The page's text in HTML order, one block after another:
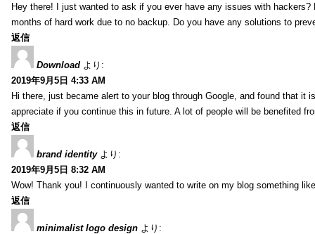
Hey there! I just wanted to ask if you ever have any issues with
months of hard work due to no backup. Do you have any solutions to
返信
Download より:
2019年9月5日 4:33 AM
Hi there, just became alert to your blog through Google, and found that it
appreciate if you continue this in future. A lot of people will be benefited
返信
brand identity より:
2019年9月5日 8:32 AM
Wow! Thank you! I continuously wanted to write on my blog something
返信
minimalist logo design より: